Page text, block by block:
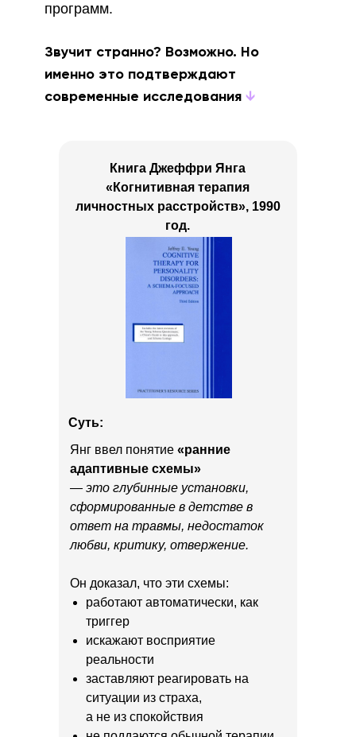
программ.
Звучит странно? Возможно. Но
именно это подтверждают
современные исследования ↓
Книга Джеффри Янга
«Когнитивная терапия
личностных расстройств», 1990
год.
Янг ввел понятие «ранние
адаптивные схемы»
— это глубинные установки,
сформированные в детстве в
ответ на травмы, недостаток
любви, критику, отвержение.
Он доказал, что эти схемы:
работают автоматически, как
триггер
искажают восприятие
реальности
заставляют реагировать на
ситуации из страха,
а не из спокойствия
Суть: